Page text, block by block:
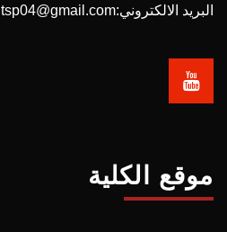
البريد الالكتروني:droitsp04@gmail.com
موقع الكلية